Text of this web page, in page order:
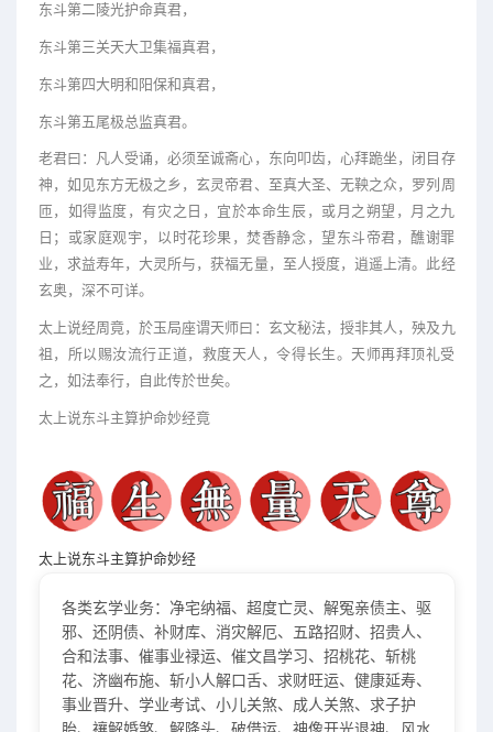
东斗第二陵光护命真君，
东斗第三关天大卫集福真君，
东斗第四大明和阳保和真君，
东斗第五尾极总监真君。
老君曰：凡人受诵，必须至诚斋心，东向叩齿，心拜跪坐，闭目存
神，如见东方无极之乡，玄灵帝君、至真大圣、无鞅之众，罗列周
匝，如得监度，有灾之日，宜於本命生辰，或月之朔望，月之九
日；或家庭观宇，以时花珍果，焚香静念，望东斗帝君，醮谢罪
业，求益寿年，大灵所与，获福无量，至人授度，逍遥上清。此经
玄奥，深不可详。
太上说经周竟，於玉局座谓天师曰：玄文秘法，授非其人，殃及九
祖，所以赐汝流行正道，救度天人，令得长生。天师再拜顶礼受
之，如法奉行，自此传於世矣。
太上说东斗主算护命妙经竟
太上说东斗主算护命妙经
各类玄学业务：净宅纳福、超度亡灵、解冤亲债主、驱
邪、还阴债、补财库、消灾解厄、五路招财、招贵人、
合和法事、催事业禄运、催文昌学习、招桃花、斩桃
花、济幽布施、斩小人解口舌、求财旺运、健康延寿、
事业晋升、学业考试、小儿关煞、成人关煞、求子护